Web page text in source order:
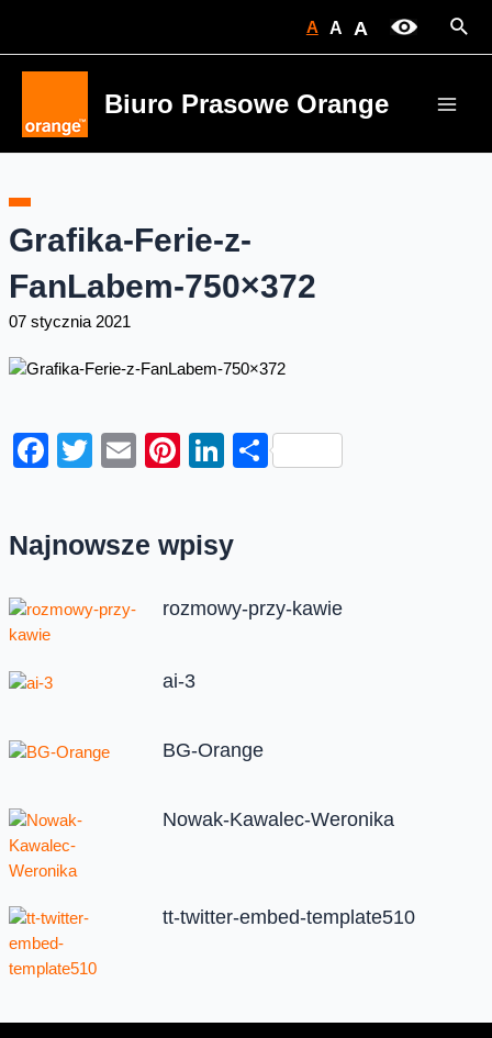
A A A
Biuro Prasowe Orange
Grafika-Ferie-z-
FanLabem-750×372
07 stycznia 2021
Facebook
Twitter
EmailPinterest
LinkedIn
Share
Najnowsze wpisy
rozmowy-przy-kawie
ai-3
BG-Orange
Nowak-Kawalec-Weronika
tt-twitter-embed-template510